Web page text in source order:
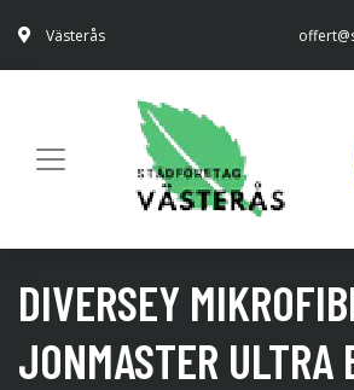
Västerås
DIVERSEY
JONMASTER ULTRA